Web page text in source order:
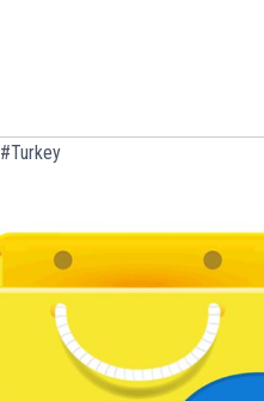
#Turkey